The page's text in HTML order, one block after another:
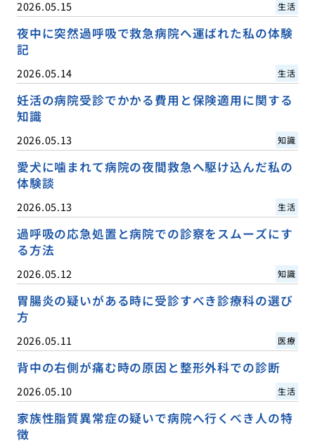
2026.05.15 生活
夜中に突然過呼吸で救急病院へ運ばれた私の体験
記
2026.05.14 生活
妊活の病院受診でかかる費用と保険適用に関する
知識
2026.05.13 知識
愛犬に噛まれて病院の夜間救急へ駆け込んだ私の
体験談
2026.05.13 生活
過呼吸の応急処置と病院での診察をスムーズにす
る方法
2026.05.12 知識
胃腸炎の疑いがある時に受診すべき診療科の選び
方
2026.05.11 医療
背中の右側が痛む時の原因と整形外科での診断
2026.05.10 生活
家族性脂質異常症の疑いで病院へ行くべき人の特
徴